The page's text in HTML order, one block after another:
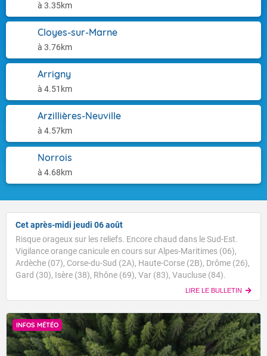
à 3.35km
Cloyes-sur-Marne
à 3.76km
Arrigny
à 4.51km
Arzillières-Neuville
à 4.57km
Norrois
à 4.68km
Cet après-midi jeudi 06 août
Risque orageux sur les reliefs. Encore chaud dans le Sud-Est.
Vigilance orange canicule en cours sur Alpes-Maritimes (06),
Ardèche (07), Corse-du-Sud (2A), Haute-Corse (2B), Drôme (26),
Gard (30), Isère (38), Rhône (69), Var (83), Vaucluse (84).
LIRE LE BULLETIN
INFOS MÉTÉO